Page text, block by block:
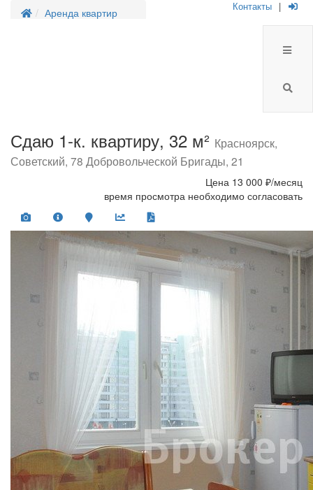
Аренда квартир Контакты |
Сдаю 1-к. квартиру, 32 м² Красноярск,
Советский, 78 Добровольческой Бригады, 21
Цена 13 000 ₽/месяц
время просмотра необходимо согласовать